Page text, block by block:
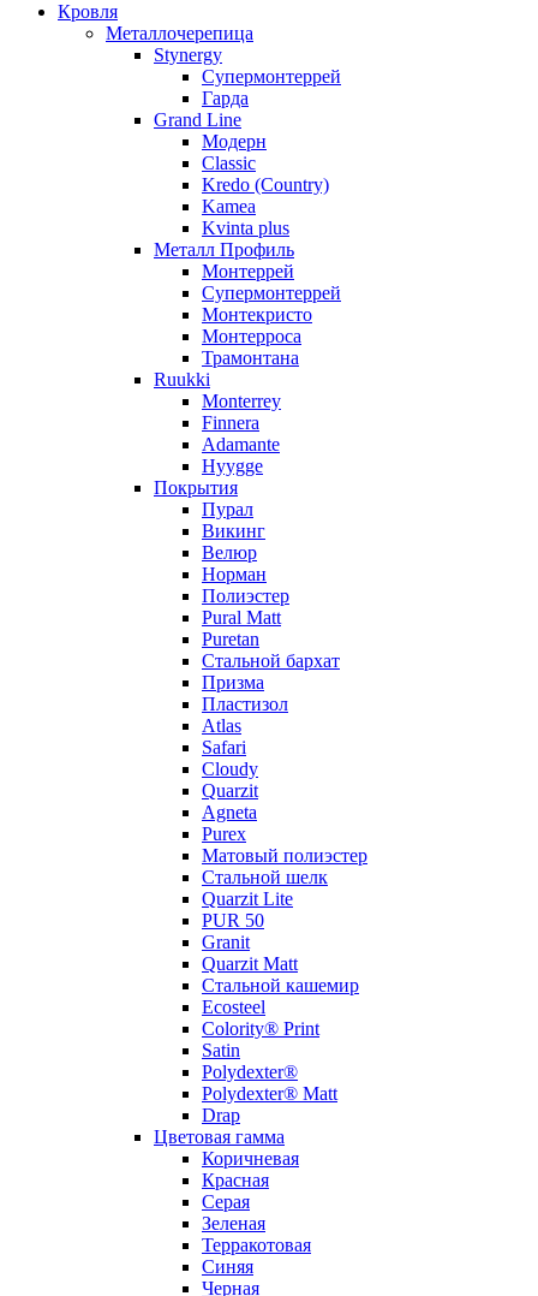
Кровля
Металлочерепица
Stynergy
Супермонтеррей
Гарда
Grand Line
Модерн
Classic
Kredo (Country)
Kamea
Kvinta plus
Металл Профиль
Монтеррей
Супермонтеррей
Монтекристо
Монтерроса
Трамонтана
Ruukki
Monterrey
Finnera
Adamante
Hyygge
Покрытия
Пурал
Викинг
Велюр
Норман
Полиэстер
Pural Matt
Puretan
Стальной бархат
Призма
Пластизол
Atlas
Safari
Cloudy
Quarzit
Agneta
Purex
Матовый полиэстер
Стальной шелк
Quarzit Lite
PUR 50
Granit
Quarzit Matt
Стальной кашемир
Ecosteel
Colority® Print
Satin
Polydexter®
Polydexter® Matt
Drap
Цветовая гамма
Коричневая
Красная
Серая
Зеленая
Терракотовая
Синяя
Черная